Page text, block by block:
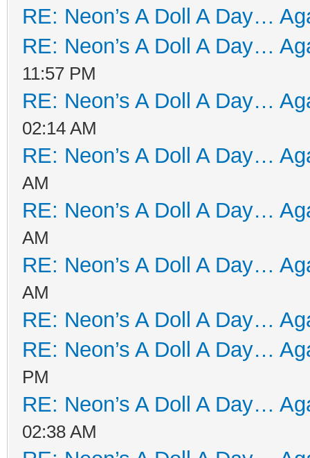
RE: Neon’s A Doll A Day…
RE: Neon’s A Doll A Day…
11:57 PM
RE: Neon’s A Doll A Day…
02:14 AM
RE: Neon’s A Doll A Day…
AM
RE: Neon’s A Doll A Day…
AM
RE: Neon’s A Doll A Day…
AM
RE: Neon’s A Doll A Day…
RE: Neon’s A Doll A Day…
PM
RE: Neon’s A Doll A Day…
02:38 AM